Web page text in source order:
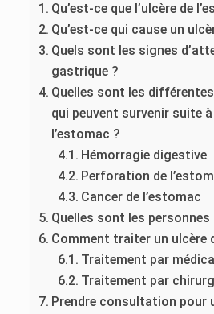
Qu’est-ce que l’ulcère de
Qu’est-ce qui cause un
Quels sont les signes
gastrique ?
Quelles sont les
qui peuvent survenir suite
l’estomac ?
Hémorragie digestive
Perforation de
Cancer de l’estomac
Quelles sont les personnes
Comment traiter un ulcère
Traitement par
Traitement par
Prendre consultation pour